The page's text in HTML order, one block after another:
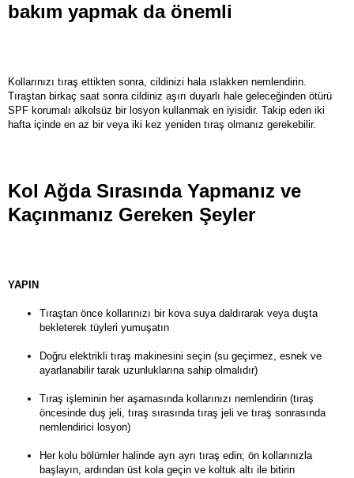
bakım yapmak da önemli
Kollarınızı tıraş ettikten sonra, cildinizi hala ıslakken nemlendirin.
Tıraştan birkaç saat sonra cildiniz aşırı duyarlı hale geleceğinden ötürü
SPF korumalı alkolsüz bir losyon kullanmak en iyisidir. Takip eden iki
hafta içinde en az bir veya iki kez yeniden tıraş olmanız gerekebilir.
Kol Ağda Sırasında Yapmanız ve
Kaçınmanız Gereken Şeyler
YAPIN
Tıraştan önce kollarınızı bir kova suya daldırarak veya duşta
bekleterek tüyleri yumuşatın
Doğru elektrikli tıraş makinesini seçin (su geçirmez, esnek ve
ayarlanabilir tarak uzunluklarına sahip olmalıdır)
Tıraş işleminin her aşamasında kollarınızı nemlendirin (tıraş
öncesinde duş jeli, tıraş sırasında tıraş jeli ve tıraş sonrasında
nemlendirici losyon)
Her kolu bölümler halinde ayrı ayrı tıraş edin; ön kollarınızla
başlayın, ardından üst kola geçin ve koltuk altı ile bitirin